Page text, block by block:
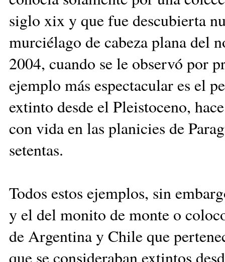
siglo xix y que fue descubierta
murciélago de ca­beza plana del
2004, cuando se le observó por
ejem­plo más espectacular es el
extinto desde el Pleistoceno,
con vida en las planicies de
setentas.
Todos estos ejemplos, sin
y el del monito de monte o
de Argentina y Chile que
que se con­sideraban extintos